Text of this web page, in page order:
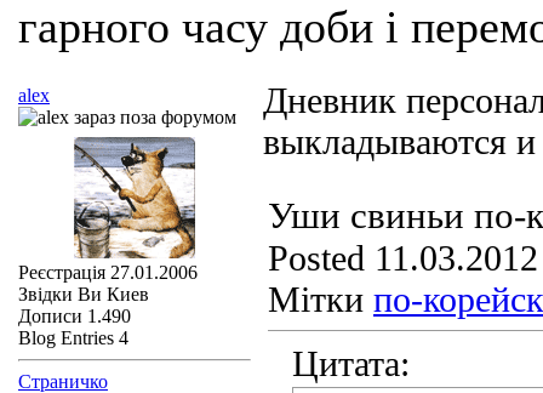
гарного часу доби і
Дневник
выкладываются
Уши свиньи по-
Posted
Мітки по-
Цитата:
alex
Реєстрація 27.01.2006
Звідки Ви Киев
Дописи 1.490
Blog Entries 4
Страничко